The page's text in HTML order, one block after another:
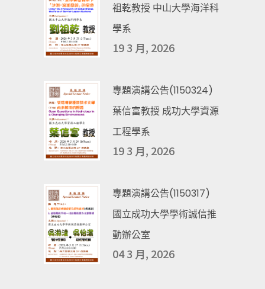
祖乾教授 中山大學海洋科
學系
19 3 月, 2026
專題演講公告(1150324)
葉信富教授 成功大學資源
工程學系
19 3 月, 2026
專題演講公告(1150317)
國立成功大學學術誠信推
動辦公室
04 3 月, 2026